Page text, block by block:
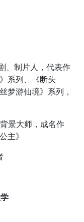
、制片人，代表作
系列、《断头
梦游仙境》系列，
景大师，成名作
主》